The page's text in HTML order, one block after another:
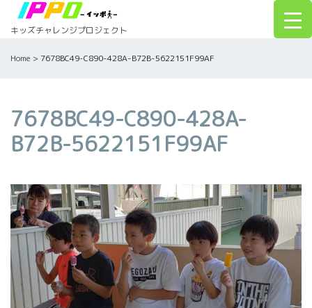
Skip
キッズチャレンジプロジェクト
Home > 7678BC49-C890-428A-B72B-5622151F99AF
7678BC49-C890-428A-
B72B-5622151F99AF